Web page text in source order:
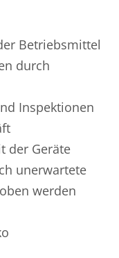
Betriebsmittel
durch
Inspektionen
der Geräte
unerwartete
werden